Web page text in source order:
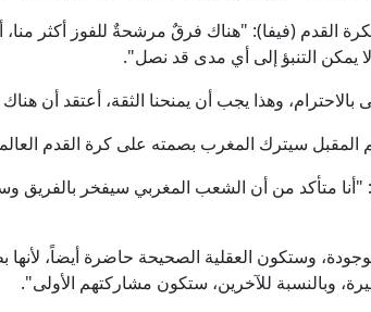
يمكن التنبؤ إلى أي مدى قد نصل".
وهذا يجب أن يمنحنا الثقة، أعتقد أن
المقبل سيترك المغرب بصمته على كرة القدم
البالغ من العمر 35 عاماً: "أنا متأكد من أن الشعب المغربي
وستكون العقلية الصحيحة حاضرة أيضاً،
وبالنسبة للآخرين، ستكون مشاركتهم الأولى".